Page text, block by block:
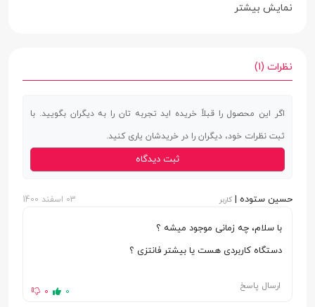
ابعاد
جنس بدنه
استفاده خانگی
حداکثر جریان آب
توان مصرفی 50.4 وات
اقلام همراه
کابل شارژ USB-C | سطل | نازل 5 در 1 | مخزن
نمایش بیشتر
نظرات (1)
اگر این محصول را قبلاً خریده اید تجربه تان را به دیگران بگویید. با
ثبت نظرات خود، دیگران را در خریدشان یاری کنید.
ثبت دیدگاه
حسین ستوده | کاربر 03 اسفند 1400
با سلام، چه زمانی موجود میشه ؟
دستگاه کاربردی هست یا بیشتر فانتزی ؟
0
0 ارسال پاسخ